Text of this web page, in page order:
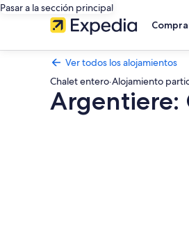
Pasar a la sección principal
Ver todos los alojamientos
Chalet entero·Alojamiento
Argentiere: